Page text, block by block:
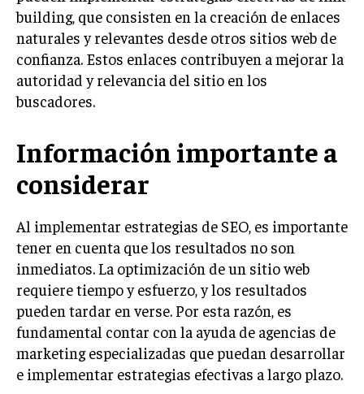
E-COMMERCE Y COMERCIO ELECTRÓNICO
ESTRATEGIAS DE PRICING Y GESTIÓN DE
PRECIOS
GESTIÓN DE CRISIS EMPRESARIALES
GESTIÓN DE LA EXPERIENCIA DEL CLIENTE
MÁS
GESTIÓN DE PROYECTOS
GESTIÓN DE OPERACIONES Y CADENA DE
SUMINISTRO
LOGÍSTICA EMPRESARIAL
CALIDAD Y MEJORA CONTINUA
TALENTOS
RECURSOS HUMANOS Y GESTIÓN DEL
building, que consisten en la creación de enlaces
naturales y relevantes desde otros sitios web de
confianza. Estos enlaces contribuyen a mejorar la
autoridad y relevancia del sitio en los
buscadores.
Información importante a
considerar
Al implementar estrategias de SEO, es importante
tener en cuenta que los resultados no son
inmediatos. La optimización de un sitio web
requiere tiempo y esfuerzo, y los resultados
pueden tardar en verse. Por esta razón, es
fundamental contar con la ayuda de agencias de
marketing especializadas que puedan desarrollar
e implementar estrategias efectivas a largo plazo.